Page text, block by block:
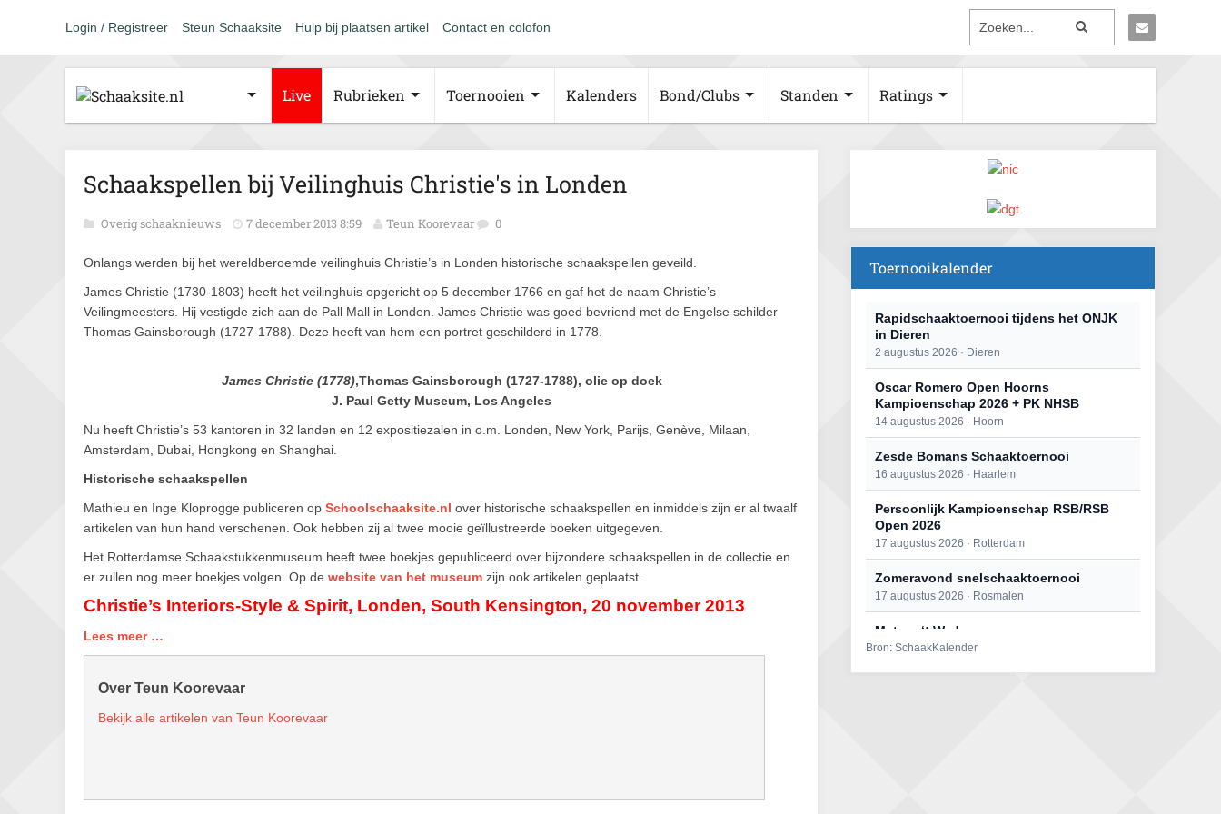
Login / Registreer Steun Schaaksite Hulp bij plaatsen artikel Contact en colofon
Live Rubrieken Toernooien Kalenders Bond/Clubs Standen Ratings
Schaakspellen bij Veilinghuis Christie's in Londen
Overig schaaknieuws 7 december 2013 8:59 Teun Koorevaar 0
Onlangs werden bij het wereldberoemde veilinghuis Christie’s in Londen historische schaakspellen geveild.
James Christie (1730-1803) heeft het veilinghuis opgericht op 5 december 1766 en gaf het de naam Christie’s
Veilingmeesters. Hij vestigde zich aan de Pall Mall in Londen. James Christie was goed bevriend met de Engelse schilder
Thomas Gainsborough (1727-1788). Deze heeft van hem een portret geschilderd in 1778.
James Christie (1778),Thomas Gainsborough (1727-1788), olie op doek
J. Paul Getty Museum, Los Angeles
Nu heeft Christie’s 53 kantoren in 32 landen en 12 expositiezalen in o.m. Londen, New York, Parijs, Genève, Milaan,
Amsterdam, Dubai, Hongkong en Shanghai.
Historische schaakspellen
Mathieu en Inge Kloprogge publiceren op Schoolschaaksite.nl over historische schaakspellen en inmiddels zijn er al twaalf
artikelen van hun hand verschenen. Ook hebben zij al twee mooie geïllustreerde boeken uitgegeven.
Het Rotterdamse Schaakstukkenmuseum heeft twee boekjes gepubliceerd over bijzondere schaakspellen in de collectie en
er zullen nog meer boekjes volgen. Op de website van het museum zijn ook artikelen geplaatst.
Christie’s Interiors-Style & Spirit, Londen, South Kensington, 20 november 2013
Lees meer …
Over Teun Koorevaar
Bekijk alle artikelen van Teun Koorevaar
Toernooikalender
Rapidschaaktoernooi tijdens het ONJK
in Dieren
2 augustus 2026 · Dieren
Oscar Romero Open Hoorns
Kampioenschap 2026 + PK NHSB
14 augustus 2026 · Hoorn
Zesde Bomans Schaaktoernooi
16 augustus 2026 · Haarlem
Persoonlijk Kampioenschap RSB/RSB
Open 2026
17 augustus 2026 · Rotterdam
Zomeravond snelschaaktoernooi
17 augustus 2026 · Rosmalen
Mat op ‘t Wad
22 augustus 2026 · Den Burg, Texel
Bron: SchaakKalender